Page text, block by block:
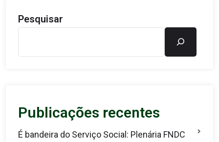
Pesquisar
Publicações recentes
É bandeira do Serviço Social: Plenária FNDC